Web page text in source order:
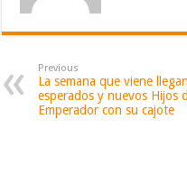
Previous
La semana que viene
esperados y nuevos Hijos
Emperador con su cajote